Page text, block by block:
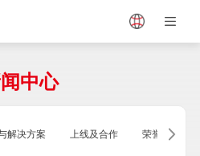
Vietnam
Malaysia
中心
解决方案 上线及合作 荣誉及资质